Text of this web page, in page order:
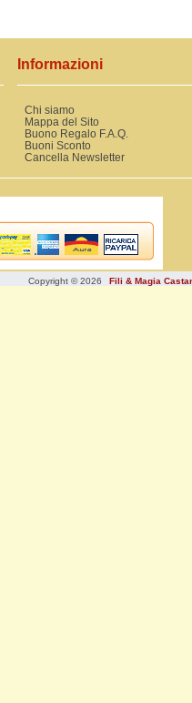
Informazioni
Chi siamo
Mappa del Sito
Buono Regalo F.A.Q.
Buoni Sconto
Cancella Newsletter
Copyright © 2026 Fili & Magia